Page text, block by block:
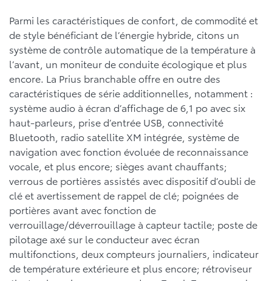
Parmi les caractéristiques de confort, de commodité et
de style bénéficiant de l’énergie hybride, citons un
système de contrôle automatique de la température à
l’avant, un moniteur de conduite écologique et plus
encore. La Prius branchable offre en outre des
caractéristiques de série additionnelles, notamment :
système audio à écran d’affichage de 6,1 po avec six
haut-parleurs, prise d’entrée USB, connectivité
Bluetooth, radio satellite XM intégrée, système de
navigation avec fonction évoluée de reconnaissance
vocale, et plus encore; sièges avant chauffants;
verrous de portières assistés avec dispositif d’oubli de
clé et avertissement de rappel de clé; poignées de
portières avant avec fonction de
verrouillage/déverrouillage à capteur tactile; poste de
pilotage axé sur le conducteur avec écran
multifonctions, deux compteurs journaliers, indicateur
de température extérieure et plus encore; rétroviseur